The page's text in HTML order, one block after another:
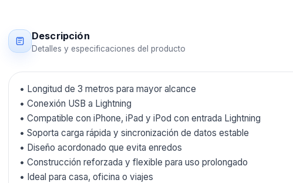
Descripción
Detalles y especificaciones del producto
• Longitud de 3 metros para mayor alcance
• Conexión USB a Lightning
• Compatible con iPhone, iPad y iPod con entrada Lightning
• Soporta carga rápida y sincronización de datos estable
• Diseño acordonado que evita enredos
• Construcción reforzada y flexible para uso prolongado
• Ideal para casa, oficina o viajes